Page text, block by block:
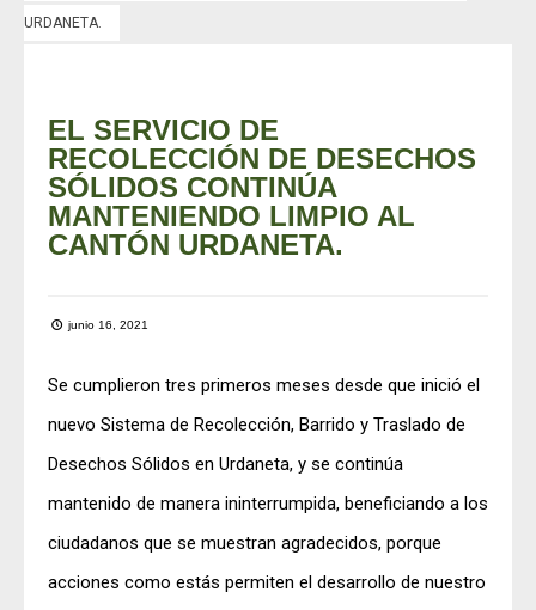
URDANETA.
EL SERVICIO DE
RECOLECCIÓN DE DESECHOS
SÓLIDOS CONTINÚA
MANTENIENDO LIMPIO AL
CANTÓN URDANETA.
junio 16, 2021
Se cumplieron tres primeros meses desde que inició el
nuevo Sistema de Recolección, Barrido y Traslado de
Desechos Sólidos en Urdaneta, y se continúa
mantenido de manera ininterrumpida, beneficiando a los
ciudadanos que se muestran agradecidos, porque
acciones como estás permiten el desarrollo de nuestro